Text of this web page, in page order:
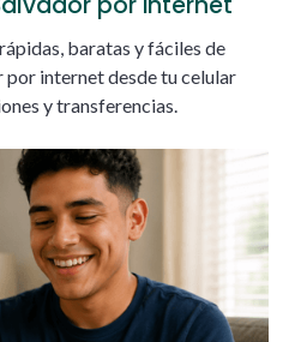
baratas y fáciles de
por internet desde tu celular
y transferencias.